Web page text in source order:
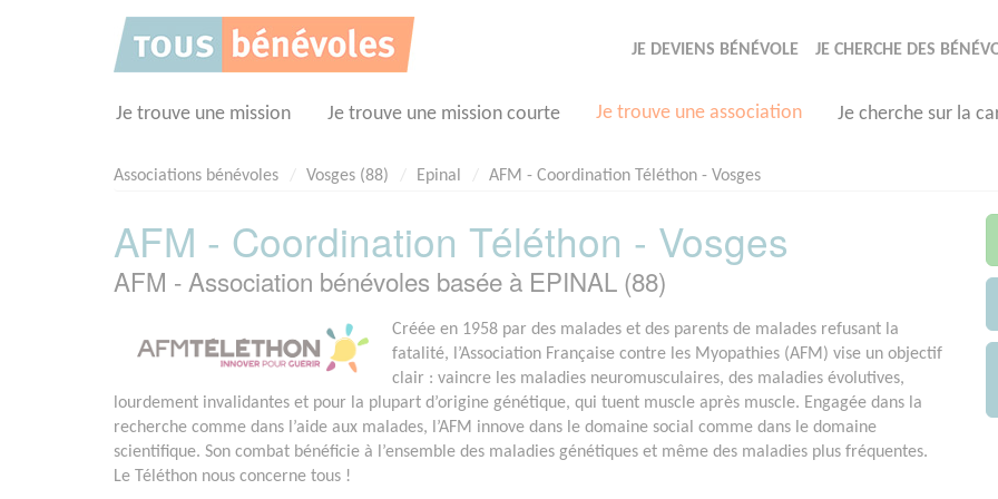
JE DEVIENS BÉNÉVOLE JE CHERCHE DES
Je trouve une mission Je trouve une mission courte Je trouve une association Je cherche sur la
Associations bénévoles Vosges (88) Epinal AFM - Coordination Téléthon - Vosges
AFM - Coordination Téléthon - Vosges
AFM - Association bénévoles basée à EPINAL (88)
Créée en 1958 par des malades et des parents de malades refusant la
fatalité, l’Association Française contre les Myopathies (AFM) vise un objectif
clair : vaincre les maladies neuromusculaires, des maladies évolutives,
lourdement invalidantes et pour la plupart d’origine génétique, qui tuent muscle après muscle. Engagée dans la
recherche comme dans l’aide aux malades, l’AFM innove dans le domaine social comme dans le domaine
scientifique. Son combat bénéficie à l’ensemble des maladies génétiques et même des maladies plus fréquentes.
Le Téléthon nous concerne tous !